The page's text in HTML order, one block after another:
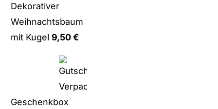
Dekorativer
Weihnachtsbaum
mit Kugel 9,50€
Geschenkbox